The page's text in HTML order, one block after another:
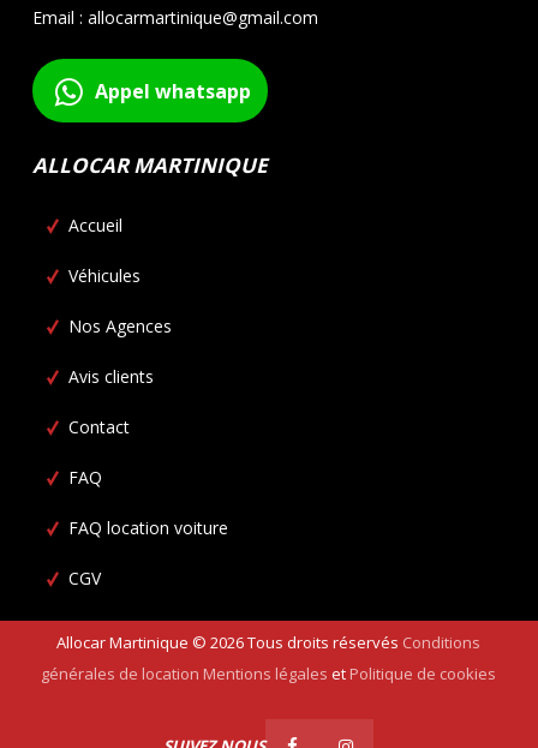
Email : allocarmartinique@gmail.com
Appel whatsapp
ALLOCAR MARTINIQUE
Accueil
Véhicules
Nos Agences
Avis clients
Contact
FAQ
FAQ location voiture
CGV
Allocar Martinique ©2026Tous droits réservés Conditions
générales de location Mentions légales et Politique de cookies